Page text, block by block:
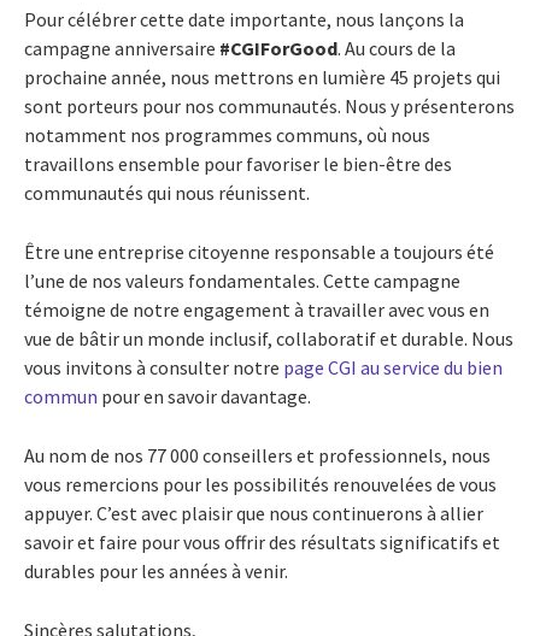
Pour célébrer cette date importante, nous lançons la
campagne anniversaire #CGIForGood. Au cours de la
prochaine année, nous mettrons en lumière 45 projets qui
sont porteurs pour nos communautés. Nous y présenterons
notamment nos programmes communs, où nous
travaillons ensemble pour favoriser le bien-être des
communautés qui nous réunissent.
Être une entreprise citoyenne responsable a toujours été
l’une de nos valeurs fondamentales. Cette campagne
témoigne de notre engagement à travailler avec vous en
vue de bâtir un monde inclusif, collaboratif et durable. Nous
vous invitons à consulter notre page CGI au service du bien
commun pour en savoir davantage.
Au nom de nos 77 000 conseillers et professionnels, nous
vous remercions pour les possibilités renouvelées de vous
appuyer. C’est avec plaisir que nous continuerons à allier
savoir et faire pour vous offrir des résultats significatifs et
durables pour les années à venir.
Sincères salutations,